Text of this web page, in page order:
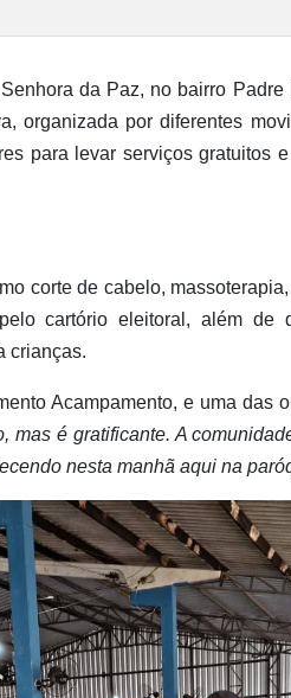
da Paz, no bairro
organizada por diferentes
para levar serviços gratuitos
corte de cabelo,
cartório eleitoral, além de
crianças.
Acampamento, e uma das
mas é gratificante. A
nesta manhã aqui na